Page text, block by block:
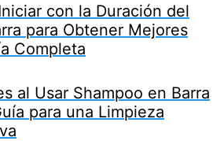
con la Duración del
para Obtener Mejores
Completa
al Usar Shampoo en Barra
para una Limpieza